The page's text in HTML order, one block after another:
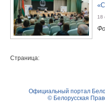
18
Страница:
Официальный портал
© Белорусская